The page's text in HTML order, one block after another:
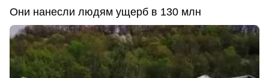
Они нанесли людям ущерб в 130 млн